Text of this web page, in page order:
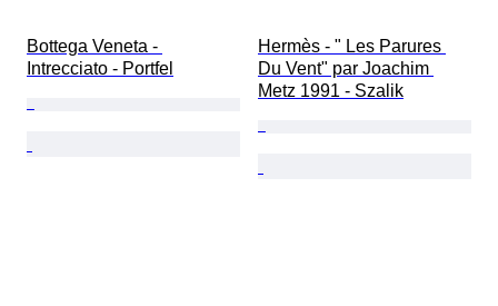
Bottega Veneta -
Intrecciato - Portfel
Hermès - " Les Parures
Du Vent" par Joachim
Metz 1991 - Szalik